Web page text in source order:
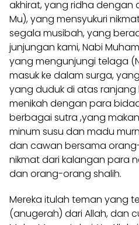
akhirat, yang ridha
Mu), yang mensyukuri
segala musibah, yang
junjungan kami, Nabi
yang mengunjungi telaga
masuk ke dalam surga,
yang duduk di atas ranjang
menikah dengan para
berbagai sutra ,yang
minum susu dan madu
dan cawan bersama
nikmat dari kalangan para
dan orang-orang shalih.
Mereka itulah teman yang
(anugerah) dari Allah, dan